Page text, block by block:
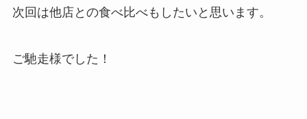
次回は他店との食べ比べもしたいと思います。
ご馳走様でした！